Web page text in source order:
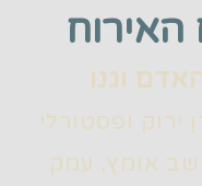
האירוח
וגנו
ירוק ופסטורלי
אומץ, עמק